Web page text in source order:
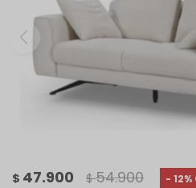
$ 47.900 $ 54.900 12